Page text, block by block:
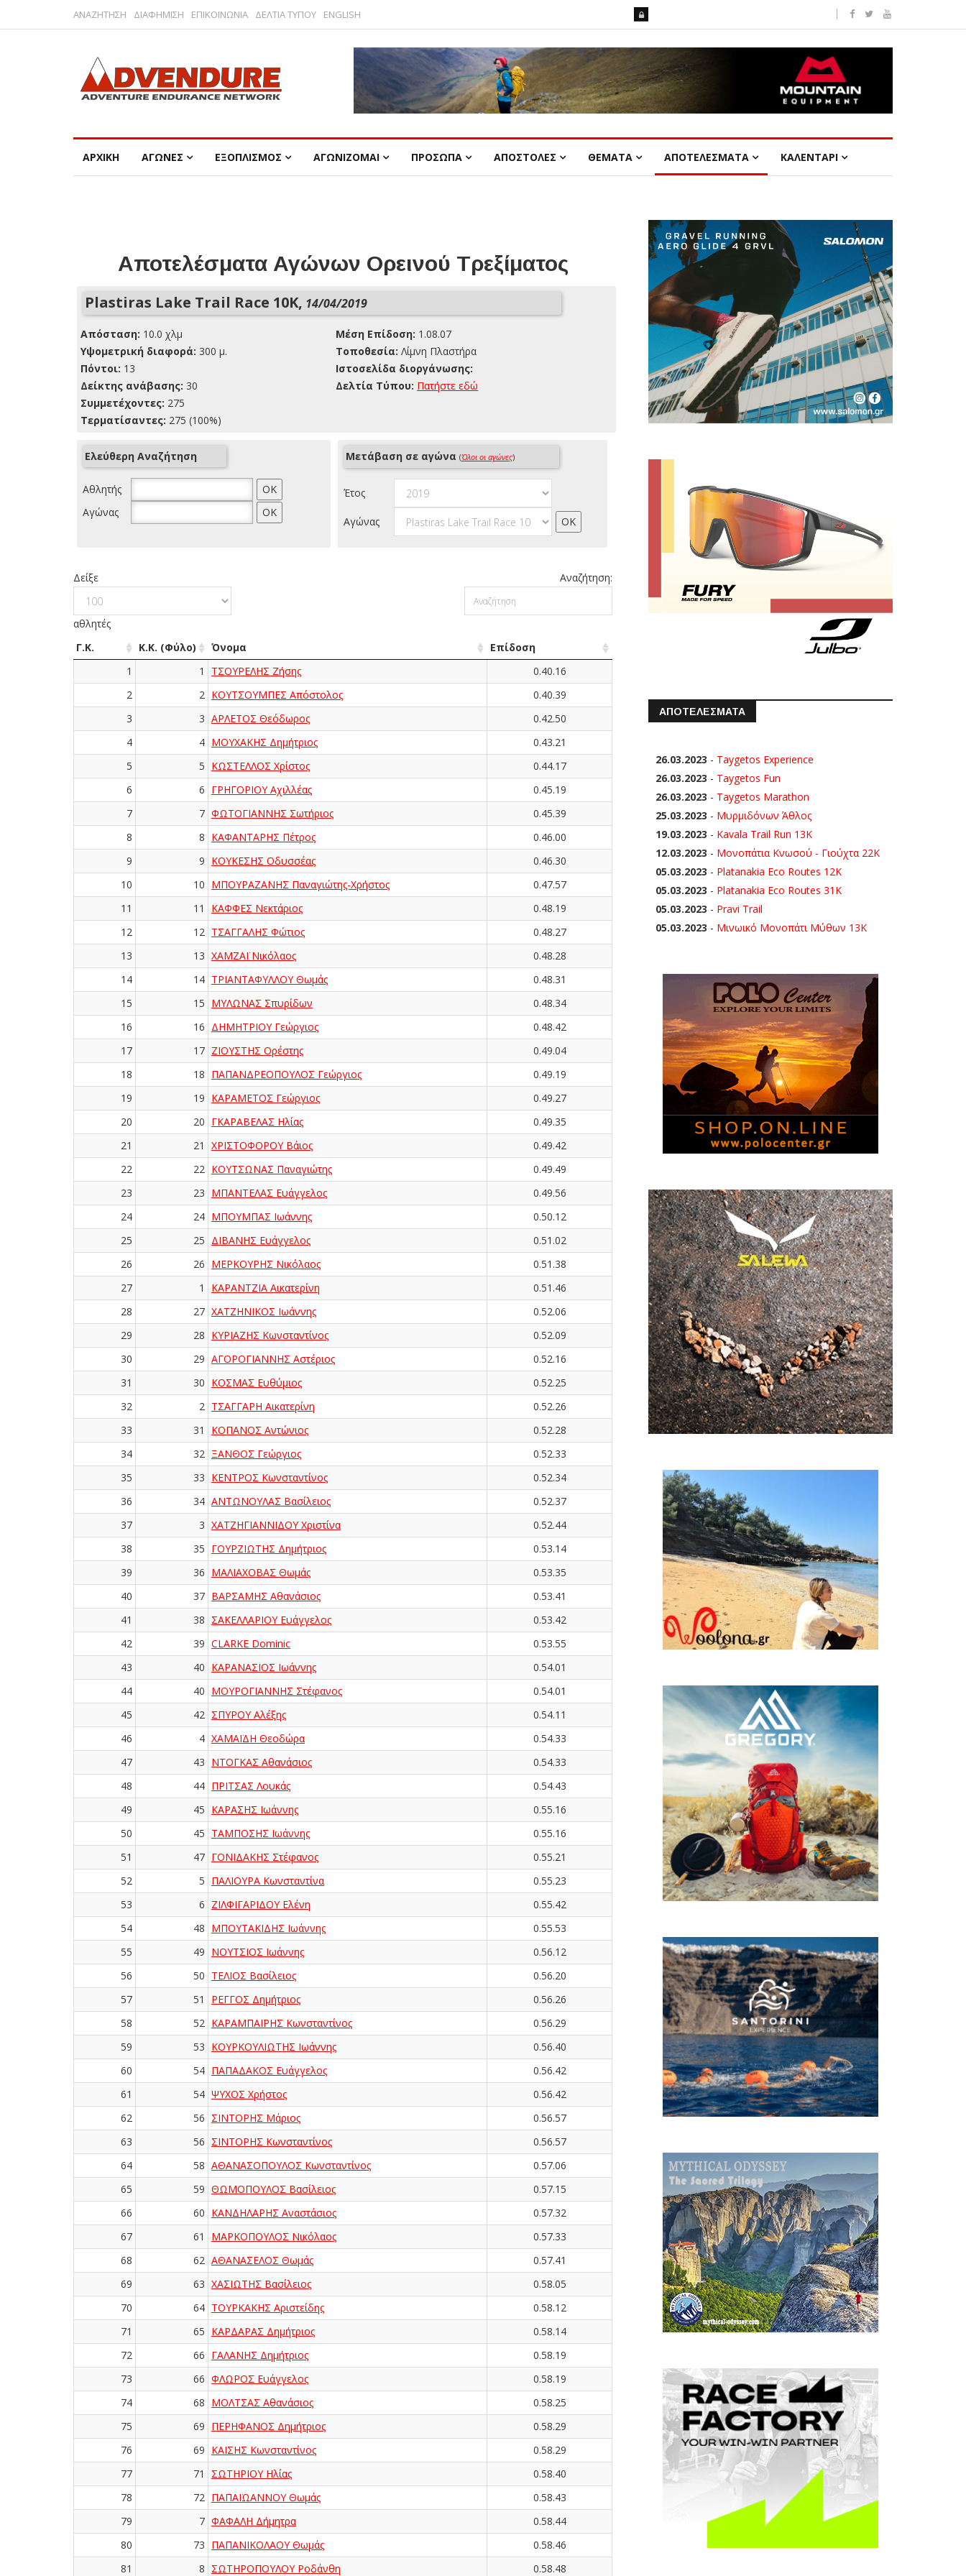
ΑΝΑΖΗΤΗΣΗ ΔΙΑΦΗΜΙΣΗ ΕΠΙΚΟΙΝΩΝΙΑ ΔΕΛΤΙΑ ΤΥΠΟΥ ENGLISH
ΑΡΧΙΚΗ ΑΓΩΝΕΣ ΕΞΟΠΛΙΣΜΟΣ ΑΓΩΝΙΖΟΜΑΙ ΠΡΟΣΩΠΑ ΑΠΟΣΤΟΛΕΣ ΘΕΜΑΤΑ ΑΠΟΤΕΛΕΣΜΑΤΑ ΚΑΛΕΝΤΑΡΙ
Αποτελέσματα Αγώνων Ορεινού Τρεξίματος
Plastiras Lake Trail Race 10K, 14/04/2019
Απόσταση: 10.0 χλμ
Yψομετρική διαφορά: 300 μ.
Πόντοι: 13
Δείκτης ανάβασης: 30
Συμμετέχοντες: 275
Τερματίσαντες: 275 (100%)
Μέση Επίδοση: 1.08.07
Τοποθεσία: Λίμνη Πλαστήρα
Ιστοσελίδα διοργάνωσης:
Δελτία Τύπου: Πατήστε εδώ
Ελεύθερη Αναζήτηση
Αθλητής
Αγώνας
Μετάβαση σε αγώνα (Όλοι οι αγώνες)
Έτος
Αγώνας
Δείξε
αθλητές
Αναζήτηση:
Γ.Κ. Κ.Κ. (Φύλο) Όνομα
Επίδοση
1
1 ΤΣΟΥΡΕΛΗΣ Ζήσης
0.40.16
2
2 ΚΟΥΤΣΟΥΜΠΕΣ Απόστολος
0.40.39
3
3 ΑΡΛΕΤΟΣ Θεόδωρος
0.42.50
4
4 ΜΟΥΧΑΚΗΣ Δημήτριος
0.43.21
5
5 ΚΩΣΤΕΛΛΟΣ Χρίστος
0.44.17
6
6 ΓΡΗΓΟΡΙΟΥ Αχιλλέας
0.45.19
7
7 ΦΩΤΟΓΙΑΝΝΗΣ Σωτήριος
0.45.39
8
8 ΚΑΦΑΝΤΑΡΗΣ Πέτρος
0.46.00
9
9 ΚΟΥΚΕΣΗΣ Οδυσσέας
0.46.30
10
10 ΜΠΟΥΡΑΖΑΝΗΣ Παναγιώτης-Χρήστος
0.47.57
11
11 ΚΑΦΦΕΣ Νεκτάριος
0.48.19
12
12 ΤΣΑΓΓΑΛΗΣ Φώτιος
0.48.27
13
13 ΧΑΜΖΑΪ Νικόλαος
0.48.28
14
14 ΤΡΙΑΝΤΑΦΥΛΛΟΥ Θωμάς
0.48.31
15
15 ΜΥΛΩΝΑΣ Σπυρίδων
0.48.34
16
16 ΔΗΜΗΤΡΙΟΥ Γεώργιος
0.48.42
17
17 ΖΙΟΥΣΤΗΣ Ορέστης
0.49.04
18
18 ΠΑΠΑΝΔΡΕΟΠΟΥΛΟΣ Γεώργιος
0.49.19
19
19 ΚΑΡΑΜΕΤΟΣ Γεώργιος
0.49.27
20
20 ΓΚΑΡΑΒΕΛΑΣ Ηλίας
0.49.35
21
21 ΧΡΙΣΤΟΦΟΡΟΥ Βάιος
0.49.42
22
22 ΚΟΥΤΣΩΝΑΣ Παναγιώτης
0.49.49
23
23 ΜΠΑΝΤΕΛΑΣ Ευάγγελος
0.49.56
24
24 ΜΠΟΥΜΠΑΣ Ιωάννης
0.50.12
25
25 ΔΙΒΑΝΗΣ Ευάγγελος
0.51.02
26
26 ΜΕΡΚΟΥΡΗΣ Νικόλαος
0.51.38
27
1 ΚΑΡΑΝΤΖΙΑ Αικατερίνη
0.51.46
28
27 ΧΑΤΖΗΝΙΚΟΣ Ιωάννης
0.52.06
29
28 ΚΥΡΙΑΖΗΣ Κωνσταντίνος
0.52.09
30
29 ΑΓΟΡΟΓΙΑΝΝΗΣ Αστέριος
0.52.16
31
30 ΚΟΣΜΑΣ Ευθύμιος
0.52.25
32
2 ΤΣΑΓΓΑΡΗ Αικατερίνη
0.52.26
33
31 ΚΟΠΑΝΟΣ Αντώνιος
0.52.28
34
32 ΞΑΝΘΟΣ Γεώργιος
0.52.33
35
33 ΚΕΝΤΡΟΣ Κωνσταντίνος
0.52.34
36
34 ΑΝΤΩΝΟΥΛΑΣ Βασίλειος
0.52.37
37
3 ΧΑΤΖΗΓΙΑΝΝΙΔΟΥ Χριστίνα
0.52.44
38
35 ΓΟΥΡΖΙΩΤΗΣ Δημήτριος
0.53.14
39
36 ΜΑΛΙΑΧΟΒΑΣ Θωμάς
0.53.35
40
37 ΒΑΡΣΑΜΗΣ Αθανάσιος
0.53.41
41
38 ΣΑΚΕΛΛΑΡΙΟΥ Ευάγγελος
0.53.42
42
39 CLARKE Dominic
0.53.55
43
40 ΚΑΡΑΝΑΣΙΟΣ Ιωάννης
0.54.01
44
40 ΜΟΥΡΟΓΙΑΝΝΗΣ Στέφανος
0.54.01
45
42 ΣΠΥΡΟΥ Αλέξης
0.54.11
46
4 ΧΑΜΑΪΔΗ Θεοδώρα
0.54.33
47
43 ΝΤΟΓΚΑΣ Αθανάσιος
0.54.33
48
44 ΠΡΙΤΣΑΣ Λουκάς
0.54.43
49
45 ΚΑΡΑΣΗΣ Ιωάννης
0.55.16
50
45 ΤΑΜΠΟΣΗΣ Ιωάννης
0.55.16
51
47 ΓΟΝΙΔΑΚΗΣ Στέφανος
0.55.21
52
5 ΠΑΛΙΟΥΡΑ Κωνσταντίνα
0.55.23
53
6 ΖΙΛΦΙΓΑΡΙΔΟΥ Ελένη
0.55.42
54
48 ΜΠΟΥΤΑΚΙΔΗΣ Ιωάννης
0.55.53
55
49 ΝΟΥΤΣΙΟΣ Ιωάννης
0.56.12
56
50 ΤΕΛΙΟΣ Βασίλειος
0.56.20
57
51 ΡΕΓΓΟΣ Δημήτριος
0.56.26
58
52 ΚΑΡΑΜΠΑΪΡΗΣ Κωνσταντίνος
0.56.29
59
53 ΚΟΥΡΚΟΥΛΙΩΤΗΣ Ιωάννης
0.56.40
60
54 ΠΑΠΑΔΑΚΟΣ Ευάγγελος
0.56.42
61
54 ΨΥΧΟΣ Χρήστος
0.56.42
62
56 ΣΙΝΤΟΡΗΣ Μάριος
0.56.57
63
56 ΣΙΝΤΟΡΗΣ Κωνσταντίνος
0.56.57
64
58 ΑΘΑΝΑΣΟΠΟΥΛΟΣ Κωνσταντίνος
0.57.06
65
59 ΘΩΜΟΠΟΥΛΟΣ Βασίλειος
0.57.15
66
60 ΚΑΝΔΗΛΑΡΗΣ Αναστάσιος
0.57.32
67
61 MAPKOΠOYΛOΣ Νικόλαος
0.57.33
68
62 ΑΘΑΝΑΣΕΛΟΣ Θωμάς
0.57.41
69
63 ΧΑΣΙΩΤΗΣ Βασίλειος
0.58.05
70
64 ΤΟΥΡΚΑΚΗΣ Αριστείδης
0.58.12
71
65 ΚΑΡΔΑΡΑΣ Δημήτριος
0.58.14
72
66 ΓΑΛΑΝΗΣ Δημήτριος
0.58.19
73
66 ΦΛΩΡΟΣ Ευάγγελος
0.58.19
74
68 ΜΟΛΤΣΑΣ Αθανάσιος
0.58.25
75
69 ΠΕΡΗΦΑΝΟΣ Δημήτριος
0.58.29
76
69 ΚΑΪΣΗΣ Κωνσταντίνος
0.58.29
77
71 ΣΩΤΗΡΙΟΥ Ηλίας
0.58.40
78
72 ΠΑΠΑΪΩΑΝΝΟΥ Θωμάς
0.58.43
79
7 ΦΑΦΑΛΗ Δήμητρα
0.58.44
80
73 ΠΑΠΑΝΙΚΟΛΑΟΥ Θωμάς
0.58.46
81
8 ΣΩΤΗΡΟΠΟΥΛΟΥ Ροδάνθη 0.58.48
ΑΠΟΤΕΛΕΣΜΑΤΑ
26.03.2023 - Taygetos Experience
26.03.2023 - Taygetos Fun
26.03.2023 - Taygetos Marathon
25.03.2023 - Μυρμιδόνων Άθλος
19.03.2023 - Kavala Trail Run 13K
12.03.2023 - Μονοπάτια Κνωσού - Γιούχτα 22Κ
05.03.2023 - Platanakia Eco Routes 12K
05.03.2023 - Platanakia Eco Routes 31K
05.03.2023 - Pravi Trail
05.03.2023 - Μινωικό Μονοπάτι Μύθων 13Κ